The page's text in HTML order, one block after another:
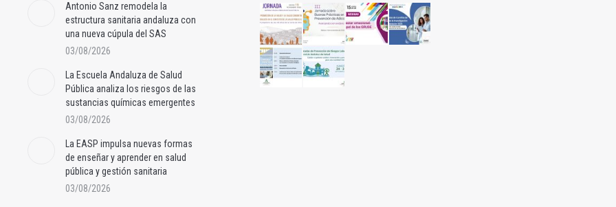
Antonio Sanz remodela la
estructura sanitaria andaluza con
una nueva cúpula del SAS
03/08/2026
La Escuela Andaluza de Salud
Pública analiza los riesgos de las
sustancias químicas emergentes
03/08/2026
La EASP impulsa nuevas formas
de enseñar y aprender en salud
pública y gestión sanitaria
03/08/2026